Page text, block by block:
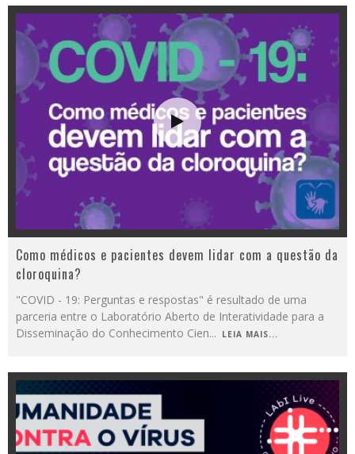
Como médicos e pacientes devem lidar com a questão da
cloroquina?
"COVID - 19: Perguntas e respostas" é resultado de uma
parceria entre o Laboratório Aberto de Interatividade para a
Disseminação do Conhecimento Cien... LEIA MAIS...